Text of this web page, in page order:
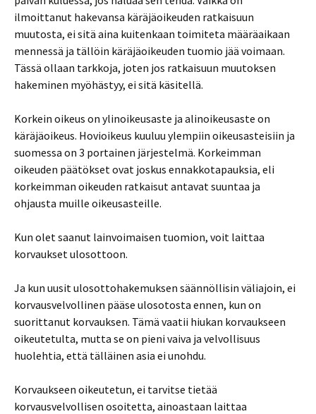
ilmoittanut hakevansa käräjäoikeuden ratkaisuun
muutosta, ei sitä aina kuitenkaan toimiteta määräaikaan
mennessä ja tällöin käräjäoikeuden tuomio jää voimaan.
Tässä ollaan tarkkoja, joten jos ratkaisuun muutoksen
hakeminen myöhästyy, ei sitä käsitellä.
Korkein oikeus on ylinoikeusaste ja alinoikeusaste on
käräjäoikeus. Hovioikeus kuuluu ylempiin oikeusasteisiin ja
suomessa on 3 portainen järjestelmä. Korkeimman
oikeuden päätökset ovat joskus ennakkotapauksia, eli
korkeimman oikeuden ratkaisut antavat suuntaa ja
ohjausta muille oikeusasteille.
Kun olet saanut lainvoimaisen tuomion, voit laittaa
korvaukset ulosottoon.
Ja kun uusit ulosottohakemuksen säännöllisin väliajoin, ei
korvausvelvollinen pääse ulosotosta ennen, kun on
suorittanut korvauksen. Tämä vaatii hiukan korvaukseen
oikeutetulta, mutta se on pieni vaiva ja velvollisuus
huolehtia, että tälläinen asia ei unohdu.
Korvaukseen oikeutetun, ei tarvitse tietää
korvausvelvollisen osoitetta, ainoastaan laittaa